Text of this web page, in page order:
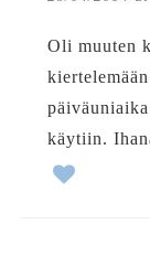
Oli muuten
käytiin.